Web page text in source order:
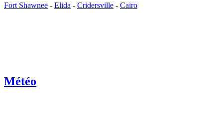
Fort Shawnee - Elida - Cridersville - Cairo
Météo